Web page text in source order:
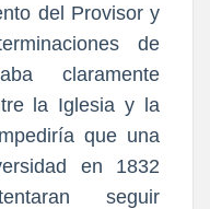
del Provisor y
de
claramente
la Iglesia y la
que una
en 1832
seguir